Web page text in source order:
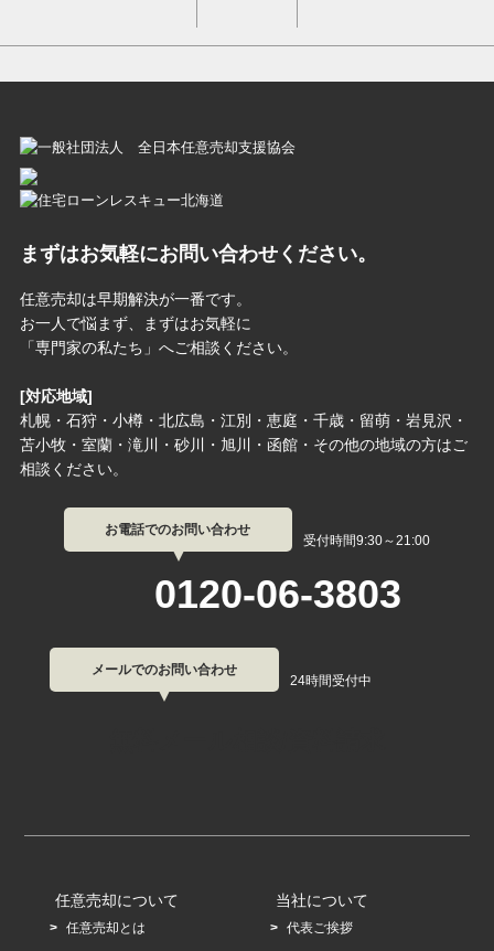
まずはお気軽にお問い合わせください。
任意売却は早期解決が一番です。
お一人で悩まず、まずはお気軽に
「専門家の私たち」へご相談ください。
[対応地域]
札幌・石狩・小樽・北広島・江別・恵庭・千歳・留萌・岩見沢・
苫小牧・室蘭・滝川・砂川・旭川・函館・その他の地域の方はご
相談ください。
お電話でのお問い合わせ
受付時間9:30～21:00
0120-06-3803
メールでのお問い合わせ
24時間受付中
任意売却について
任意売却とは
当社について
代表ご挨拶